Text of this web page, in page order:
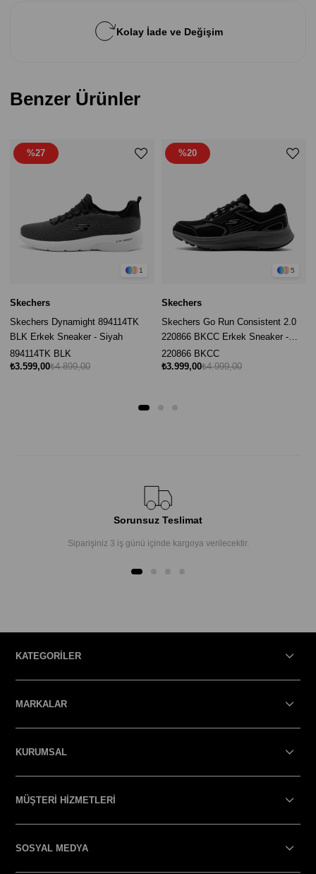
Kolay İade ve Değişim
Benzer Ürünler
1
Skechers
Skechers Dynamight 894114TK
BLK Erkek Sneaker - Siyah
894114TK BLK
₺3.599,00₺4.899,00
%27
5
Skechers
Skechers Go Run Consistent 2.0
220866 BKCC Erkek Sneaker -
Siyah
220866 BKCC
₺3.999,00₺4.999,00
%20
Sorunsuz Teslimat
Siparişiniz 3 iş günü içinde kargoya verilecektir.
KATEGORİLER
MARKALAR
KURUMSAL
MÜŞTERİ HİZMETLERİ
SOSYAL MEDYA